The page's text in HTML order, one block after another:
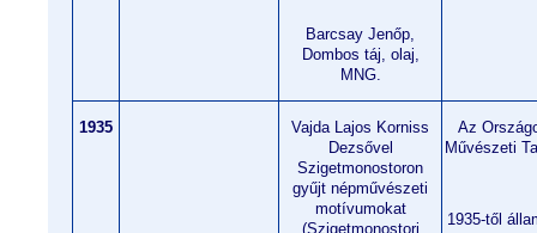
Barcsay Jenőp,
Dombos táj, olaj,
MNG.
1935
Vajda Lajos Korniss
Dezsővel
Szigetmonostoron
gyűjt népművészeti
motívumokat
(Szigetmonostori
Az
Művészeti
1935-től